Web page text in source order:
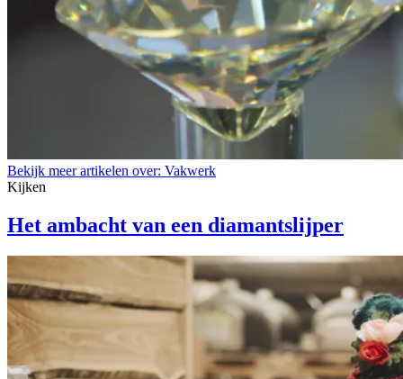
Bekijk meer artikelen over: Vakwerk
Kijken
Het ambacht van een diamantslijper